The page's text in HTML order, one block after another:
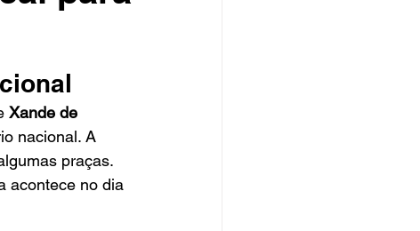
Xande de
nacional. A
praças.
acontece no dia